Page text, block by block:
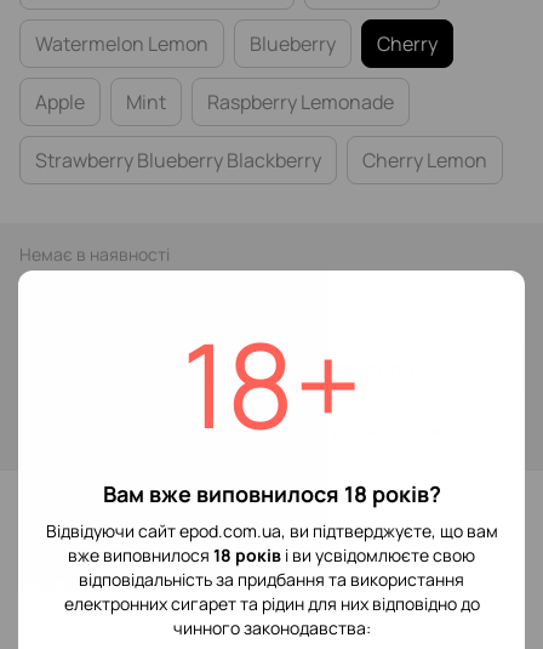
18+
Вам вже виповнилося 18 років?
Відвідуючи сайт epod.com.ua, ви підтверджуєте, що вам
вже виповнилося 18 років і ви усвідомлюєте свою
відповідальність за придбання та використання
електронних сигарет та рідин для них відповідно до
чинного законодавства:
Watermelon Lemon Blueberry Cherry
Apple Mint Raspberry Lemonade
Strawberry Blueberry Blackberry Cherry Lemon
Немає в наявності
Повідомити, коли з'явиться
для відображення накопичувальної знижки
До обраного
Відгуки